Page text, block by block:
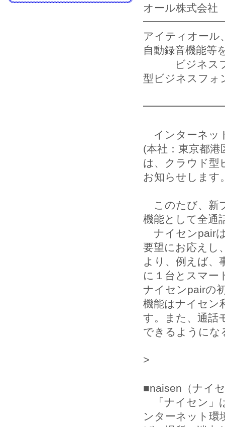
オール株式会社
アイティオール
自動録音機能等
ビジネスフォ
型ビジネスフォ
インターネッ
(本社：東京都
は、クラウド型
お知らせします
このたび、新
機能として全通
ナイセンpair
要望にお応えし
より、例えば、
に１台とスマー
ナイセンpairの
機能はナイセン
す。また、通話
できるようにな
>
■naisen（ナイ
「ナイセン」
ンターネット環